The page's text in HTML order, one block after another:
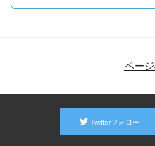
ペー
Twitterフォロー